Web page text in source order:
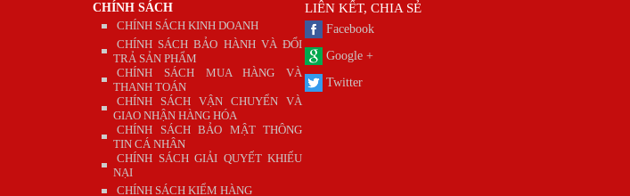
CHÍNH SÁCH
CHÍNH SÁCH KINH DOANH
CHÍNH SÁCH BẢO HÀNH VÀ ĐỔI
TRẢ SẢN PHẨM
CHÍNH SÁCH MUA HÀNG VÀ
THANH TOÁN
CHÍNH SÁCH VẬN CHUYỂN VÀ
GIAO NHẬN HÀNG HÓA
CHÍNH SÁCH BẢO MẬT THÔNG
TIN CÁ NHÂN
CHÍNH SÁCH GIẢI QUYẾT KHIẾU
NẠI
CHÍNH SÁCH KIỂM HÀNG
LIÊN KẾT, CHIA SẺ
Facebook
Google +
Twitter